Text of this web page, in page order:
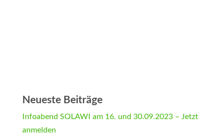
Neueste Beiträge
Infoabend SOLAWI am 16. und 30.09.2023 – Jetzt
anmelden